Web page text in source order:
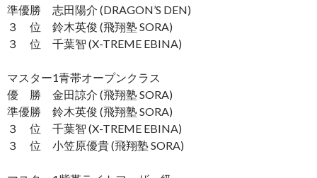
準優勝 志田陽介 (DRAGON’S DEN)
３ 位 鈴木英俊 (飛翔塾 SORA)
３ 位 千葉智 (X-TREME EBINA)
マスター1青帯オープンクラス
優 勝 金田諒介 (飛翔塾 SORA)
準優勝 鈴木英俊 (飛翔塾 SORA)
３ 位 千葉智 (X-TREME EBINA)
３ 位 小笠原優貴 (飛翔塾 SORA)